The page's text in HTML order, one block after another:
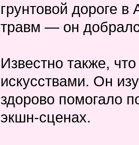
грунтовой дороге
травм — он
Известно также,
искусствами. Он
здорово помогало
экшн-сценах.